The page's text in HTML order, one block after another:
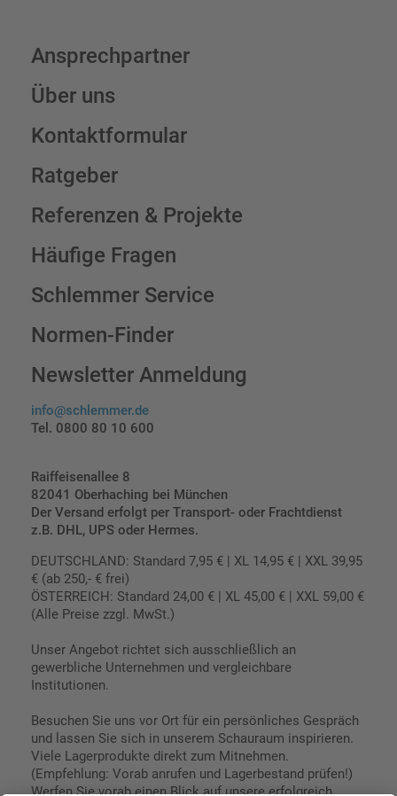
Ansprechpartner
Über uns
Kontaktformular
Ratgeber
Referenzen & Projekte
Häufige Fragen
Schlemmer Service
Normen-Finder
Newsletter Anmeldung
info@schlemmer.de
Tel. 0800 80 10 600
Raiffeisenallee 8
82041 Oberhaching bei München
Der Versand erfolgt per Transport- oder Frachtdienst
z.B. DHL, UPS oder Hermes.
DEUTSCHLAND: Standard 7,95 € | XL 14,95 € | XXL 39,95
€ (ab 250,- € frei)
ÖSTERREICH: Standard 24,00 € | XL 45,00 € | XXL 59,00 €
(Alle Preise zzgl. MwSt.)
Unser Angebot richtet sich ausschließlich an
gewerbliche Unternehmen und vergleichbare
Institutionen.
Besuchen Sie uns vor Ort für ein persönliches Gespräch
und lassen Sie sich in unserem Schauraum inspirieren.
Viele Lagerprodukte direkt zum Mitnehmen.
(Empfehlung: Vorab anrufen und Lagerbestand prüfen!)
Werfen Sie vorab einen Blick auf unsere erfolgreich